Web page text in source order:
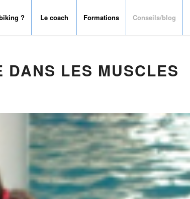
? Le coach Formations Conseils/blog
DANS LES MUSCLES